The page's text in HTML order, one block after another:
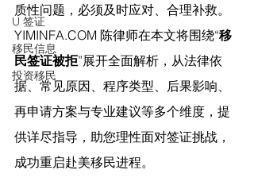
U 签证
移民信息
投资移民
质性问题，必须及时应对、合理补救。
YIMINFA.COM 陈律师在本文将围绕“移
民签证被拒”展开全面解析，从法律依
据、常见原因、程序类型、后果影响、
再申请方案与专业建议等多个维度，提
供详尽指导，助您理性面对签证挑战，
成功重启赴美移民进程。